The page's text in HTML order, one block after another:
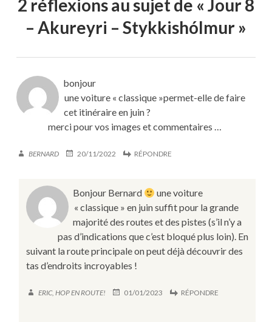
2 réflexions au sujet de « Jour 8
– Akureyri – Stykkishólmur »
bonjour
une voiture « classique »permet-elle de faire
cet itinéraire en juin ?
merci pour vos images et commentaires …
BERNARD 20/11/2022 RÉPONDRE
Bonjour Bernard
une voiture
« classique » en juin suffit pour la grande
majorité des routes et des pistes (s’il n’y a
pas d’indications que c’est bloqué plus loin). En
suivant la route principale on peut déjà découvrir des
tas d’endroits incroyables !
ERIC, HOP EN ROUTE! 01/01/2023 RÉPONDRE